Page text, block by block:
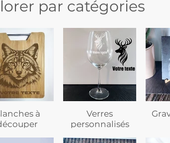
par catégories
à
Verres
personnalisés